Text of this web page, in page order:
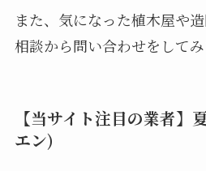
また、気になった植木屋や
相談から問い合わせをしてみ
【当サイト注目の業者】
エン)